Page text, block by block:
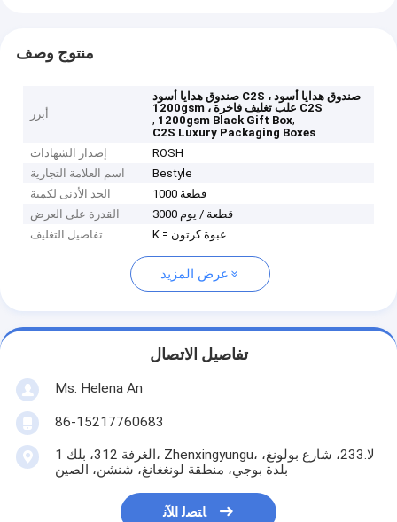
منتوج وصف
أبرز
صندوق هدايا أسود C2S ، صندوق هدايا أسود
1200gsm ، علب تغليف فاخرة C2S
, 1200gsm Black Gift Box,
C2S Luxury Packaging Boxes
إصدار الشهادات
ROSH
اسم العلامة التجارية
Bestyle
الحد الأدنى لكمية
1000 قطعة
القدرة على العرض
3000 قطعة / يوم
تفاصيل التغليف
K = عبوة كرتون
عرض المزيد
تفاصيل الاتصال
Ms. Helena An
86-15217760683
الغرفة 312، بلك 1، Zhenxingyungu، لا.233، شارع بولونغ،
بلدة بوجي، منطقة لونغغانغ، شنشن، الصين
ﺎﺘﺼﻟ ﺍﻶﻧ